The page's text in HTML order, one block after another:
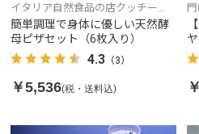
イタリア自然食品の店クッチー
ナ・リナルド
簡単調理で身体に優しい天然酵
母ピザセット（6枚入り）
4.3 （3）
￥5,536(税・送料込)